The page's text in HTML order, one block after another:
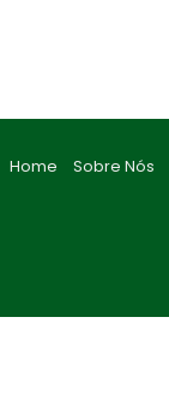
Home Sobre Nós